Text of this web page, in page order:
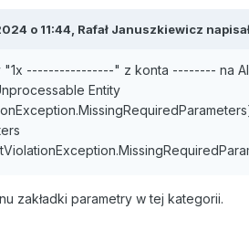
o 11:44, Rafał Januszkiewicz
"1x ----------------" z konta -------- na
Entity
zakładki parametry w tej kategorii.